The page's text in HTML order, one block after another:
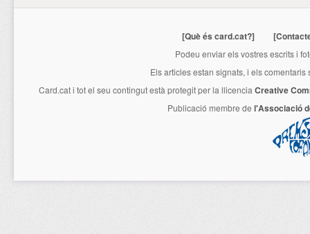
[Què és card.cat?]
Podeu enviar els vostres escrits i
Els articles estan signats, i els
Card.cati tot el seu contingut està protegit per la llicencia Creative
Publicació membre de l'Associació